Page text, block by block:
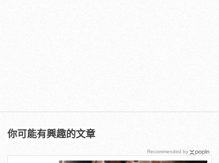
你可能有興趣的文章
Recommended by